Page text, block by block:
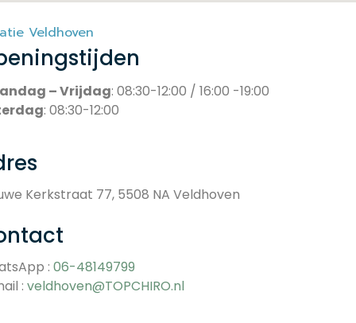
Veldhoven
– Vrijdag: 08:30-12:00 / 16:00 -19:00
: 08:30-12:00
Kerkstraat 77, 5508 NA Veldhoven
: 06-48149799
: veldhoven@TOPCHIRO.nl